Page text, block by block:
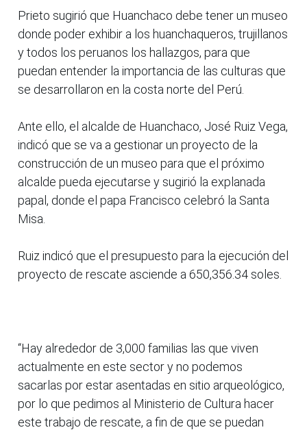
Prieto sugirió que Huanchaco debe tener un museo
donde poder exhibir a los huanchaqueros, trujillanos
y todos los peruanos los hallazgos, para que
puedan entender la importancia de las culturas que
se desarrollaron en la costa norte del Perú.
Ante ello, el alcalde de Huanchaco, José Ruiz Vega,
indicó que se va a gestionar un proyecto de la
construcción de un museo para que el próximo
alcalde pueda ejecutarse y sugirió la explanada
papal, donde el papa Francisco celebró la Santa
Misa.
Ruiz indicó que el presupuesto para la ejecución del
proyecto de rescate asciende a 650,356.34 soles.
“Hay alrededor de 3,000 familias las que viven
actualmente en este sector y no podemos
sacarlas por estar asentadas en sitio arqueológico,
por lo que pedimos al Ministerio de Cultura hacer
este trabajo de rescate, a fin de que se puedan